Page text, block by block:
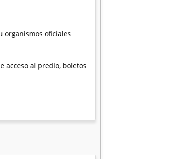
organismos oficiales
acceso al predio, boletos